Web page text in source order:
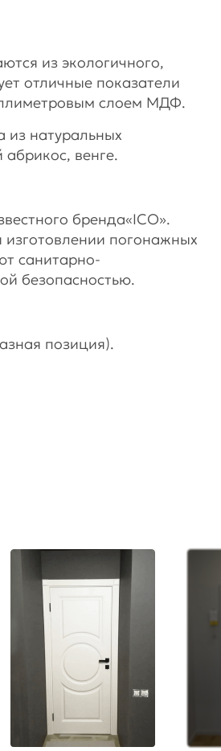
из экологичного,
отличные показатели
слоем МДФ.
из натуральных
венге.
бренда«ICO».
погонажных
санитарно-
безопасностью.
позиция).